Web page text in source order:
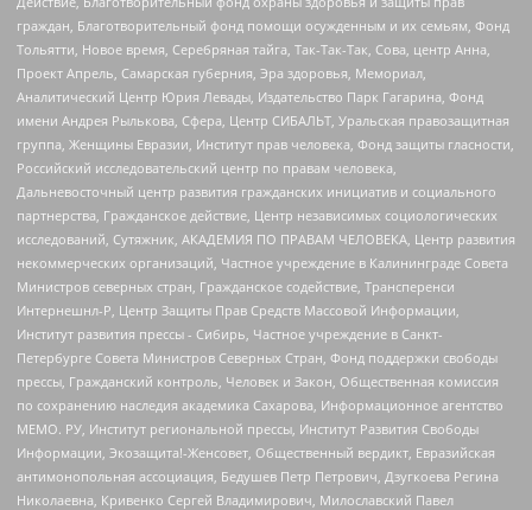
граждан, Благотворительный фонд помощи осужденным и их семьям, Фонд
Тольятти, Новое время, Серебряная тайга, Так-Так-Так, Сова, центр Анна,
Проект Апрель, Самарская губерния, Эра здоровья, Мемориал,
Аналитический Центр Юрия Левады, Издательство Парк Гагарина, Фонд
имени Андрея Рылькова, Сфера, Центр СИБАЛЬТ, Уральская правозащитная
группа, Женщины Евразии, Институт прав человека, Фонд защиты гласности,
Российский исследовательский центр по правам человека,
Дальневосточный центр развития гражданских инициатив и социального
партнерства, Гражданское действие, Центр независимых социологических
исследований, Сутяжник, АКАДЕМИЯ ПО ПРАВАМ ЧЕЛОВЕКА, Центр развития
некоммерческих организаций, Частное учреждение в Калининграде Совета
Министров северных стран, Гражданское содействие, Трансперенси
Интернешнл-Р, Центр Защиты Прав Средств Массовой Информации,
Институт развития прессы - Сибирь, Частное учреждение в Санкт-
Петербурге Совета Министров Северных Стран, Фонд поддержки свободы
прессы, Гражданский контроль, Человек и Закон, Общественная комиссия
по сохранению наследия академика Сахарова, Информационное агентство
МЕМО. РУ, Институт региональной прессы, Институт Развития Свободы
Информации, Экозащита!-Женсовет, Общественный вердикт, Евразийская
антимонопольная ассоциация, Бедушев Петр Петрович, Дзугкоева Регина
Николаевна, Кривенко Сергей Владимирович, Милославский Павел